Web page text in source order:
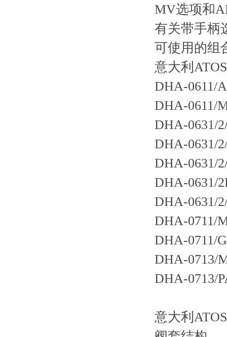
MV选项和
有关带手柄
可使用的组
意大利
DHA-0611/
DHA-0611/
DHA-0631/
DHA-0631/
DHA-0631/
DHA-0631/
DHA-0631/
DHA-0711/
DHA-0711/
DHA-0713/
DHA-0713/
意大利